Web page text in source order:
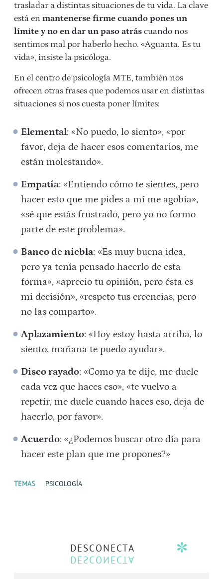
trasladar a distintas situaciones de tu vida. La clave
está en mantenerse firme cuando pones un
límite y no en dar un paso atrás cuando nos
sentimos mal por haberlo hecho. «Aguanta. Es tu
vida», insiste la psicóloga.
En el centro de psicología MTE, también nos
ofrecen otras frases que podemos usar en distintas
situaciones si nos cuesta poner límites:
Elemental: «No puedo, lo siento», «por
favor, deja de hacer esos comentarios, me
están molestando».
Empatía: «Entiendo cómo te sientes, pero
hacer esto que me pides a mí me agobia»,
«sé que estás frustrado, pero yo no formo
parte de este problema».
Banco de niebla: «Es muy buena idea,
pero ya tenía pensado hacerlo de esta
forma», «aprecio tu opinión, pero ésta es
mi decisión», «respeto tus creencias, pero
no las comparto».
Aplazamiento: «Hoy estoy hasta arriba, lo
siento, mañana te puedo ayudar».
Disco rayado: «Como ya te dije, me duele
cada vez que haces eso», «te vuelvo a
repetir, me duele cuando haces eso, deja de
hacerlo, por favor».
Acuerdo: «¿Podemos buscar otro día para
hacer este plan que me propones?»
TEMAS PSICOLOGÍA
DESCONECTA